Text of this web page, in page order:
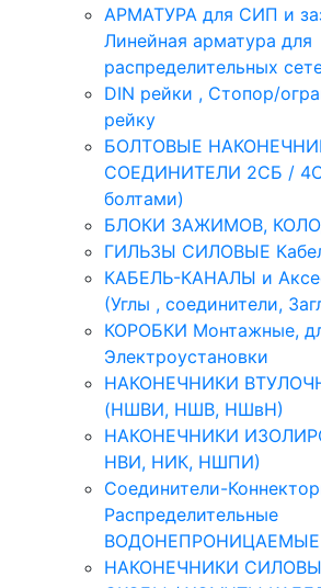
АРМАТУРА для СИП и
Линейная арматура для
распределительных
DIN рейки , Стопор/
рейку
БОЛТОВЫЕ
СОЕДИНИТЕЛИ 2СБ /
болтами)
БЛОКИ ЗАЖИМОВ,
ГИЛЬЗЫ СИЛОВЫЕ
КАБЕЛЬ-КАНАЛЫ и
(Углы , соединители,
КОРОБКИ Монтажные,
Электроустановки
НАКОНЕЧНИКИ
(НШВИ, НШВ, НШвН)
НАКОНЕЧНИКИ
НВИ, НИК, НШПИ)
Соединители-
Распределительные
ВОДОНЕПРОНИЦАЕМЫЕ
НАКОНЕЧНИКИ